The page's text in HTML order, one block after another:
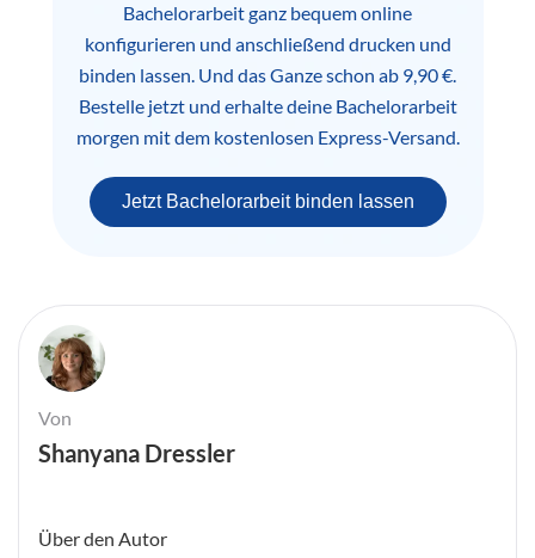
Bachelorarbeit ganz bequem online
konfigurieren und anschließend drucken und
binden lassen. Und das Ganze schon ab 9,90 €.
Bestelle jetzt und erhalte deine Bachelorarbeit
morgen mit dem kostenlosen Express-Versand.
Jetzt Bachelorarbeit binden lassen
Von
Shanyana Dressler
Über den Autor